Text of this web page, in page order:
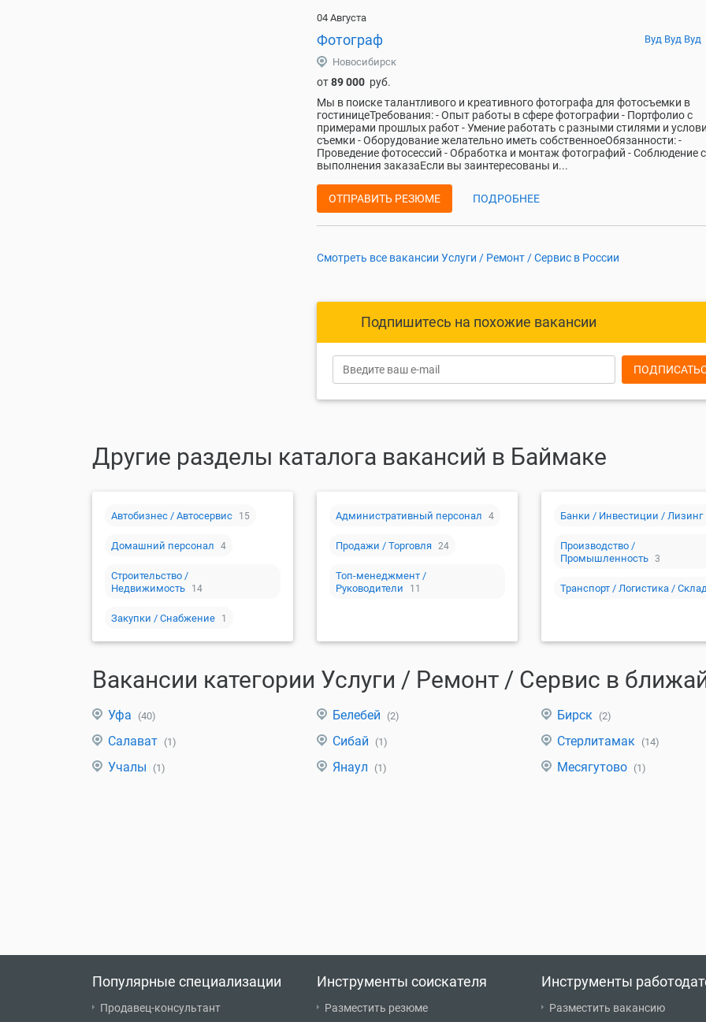
04 Августа
Вуд Вуд Вуд
Фотограф
Новосибирск
от89 000 руб.
Мы в поиске талантливого и креативного фотографа для фотосъемки в
гостиницеТребования: - Опыт работы в сфере фотографии - Портфолио с
примерами прошлых работ - Умение работать с разными стилями и
съемки - Оборудование желательно иметь собственноеОбязанности: -
Проведение фотосессий - Обработка и монтаж фотографий - Соблюдение
выполнения заказаЕсли вы заинтересованы и...
ОТПРАВИТЬ РЕЗЮМЕ ПОДРОБНЕЕ
Смотреть все вакансии Услуги / Ремонт / Сервис в России
Подпишитесь на похожие вакансии
Другие разделы каталога вакансий в Баймаке
Автобизнес / Автосервис 15
Домашний персонал 4
Строительство /
Недвижимость
14
Закупки / Снабжение 1
Административный персонал 4
Продажи / Торговля 24
Топ-менеджмент /
Руководители
11
Банки / Инвестиции / Лизинг
Производство /
Промышленность 3
Транспорт / Логистика /
Вакансии категории Услуги / Ремонт / Сервис в
Уфа (40) Белебей (2) Бирск (2)
Салават (1) Сибай (1) Стерлитамак (14)
Учалы (1) Янаул (1) Месягутово (1)
Популярные специализации
Продавец-консультант
Инструменты соискателя
Разместить резюме
Инструменты
Разместить вакансию